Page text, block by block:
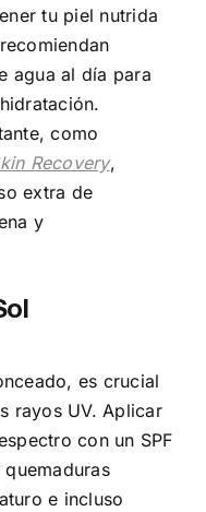
tu piel nutrida
agua al día para
como
Recovery,
extra de
y
es crucial
rayos UV. Aplicar
con un SPF
e incluso